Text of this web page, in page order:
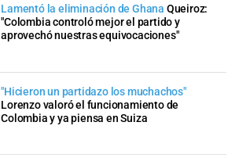
Lamentó la eliminación de Ghana Queiroz:
"Colombia controló mejor el partido y
aprovechó nuestras equivocaciones"
"Hicieron un partidazo los muchachos"
Lorenzo valoró el funcionamiento de
Colombia y ya piensa en Suiza